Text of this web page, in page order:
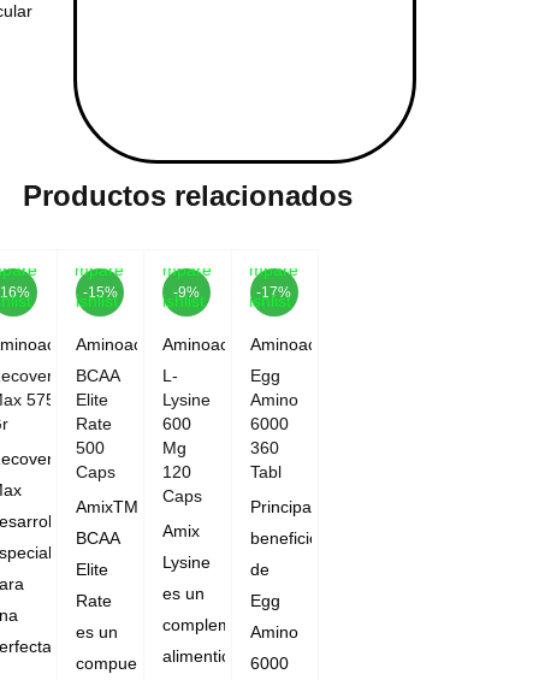
Productos relacionados
575
-15%
Compare
Wishlist
Aminoacidos
BCAA
Elite
Rate
500
Caps
AmixTM
BCAA
Elite
Rate
es un
compuesto
-9%
Compare
Wishlist
Aminoacidos
L-
Lysine
600
Mg
120
Caps
Amix
Lysine
es un
complemento
alimenticio
-17%
Compare
Wishlist
Aminoacidos
Egg
Amino
6000
360
Tabl
Principales
beneficios
de
Egg
Amino
6000